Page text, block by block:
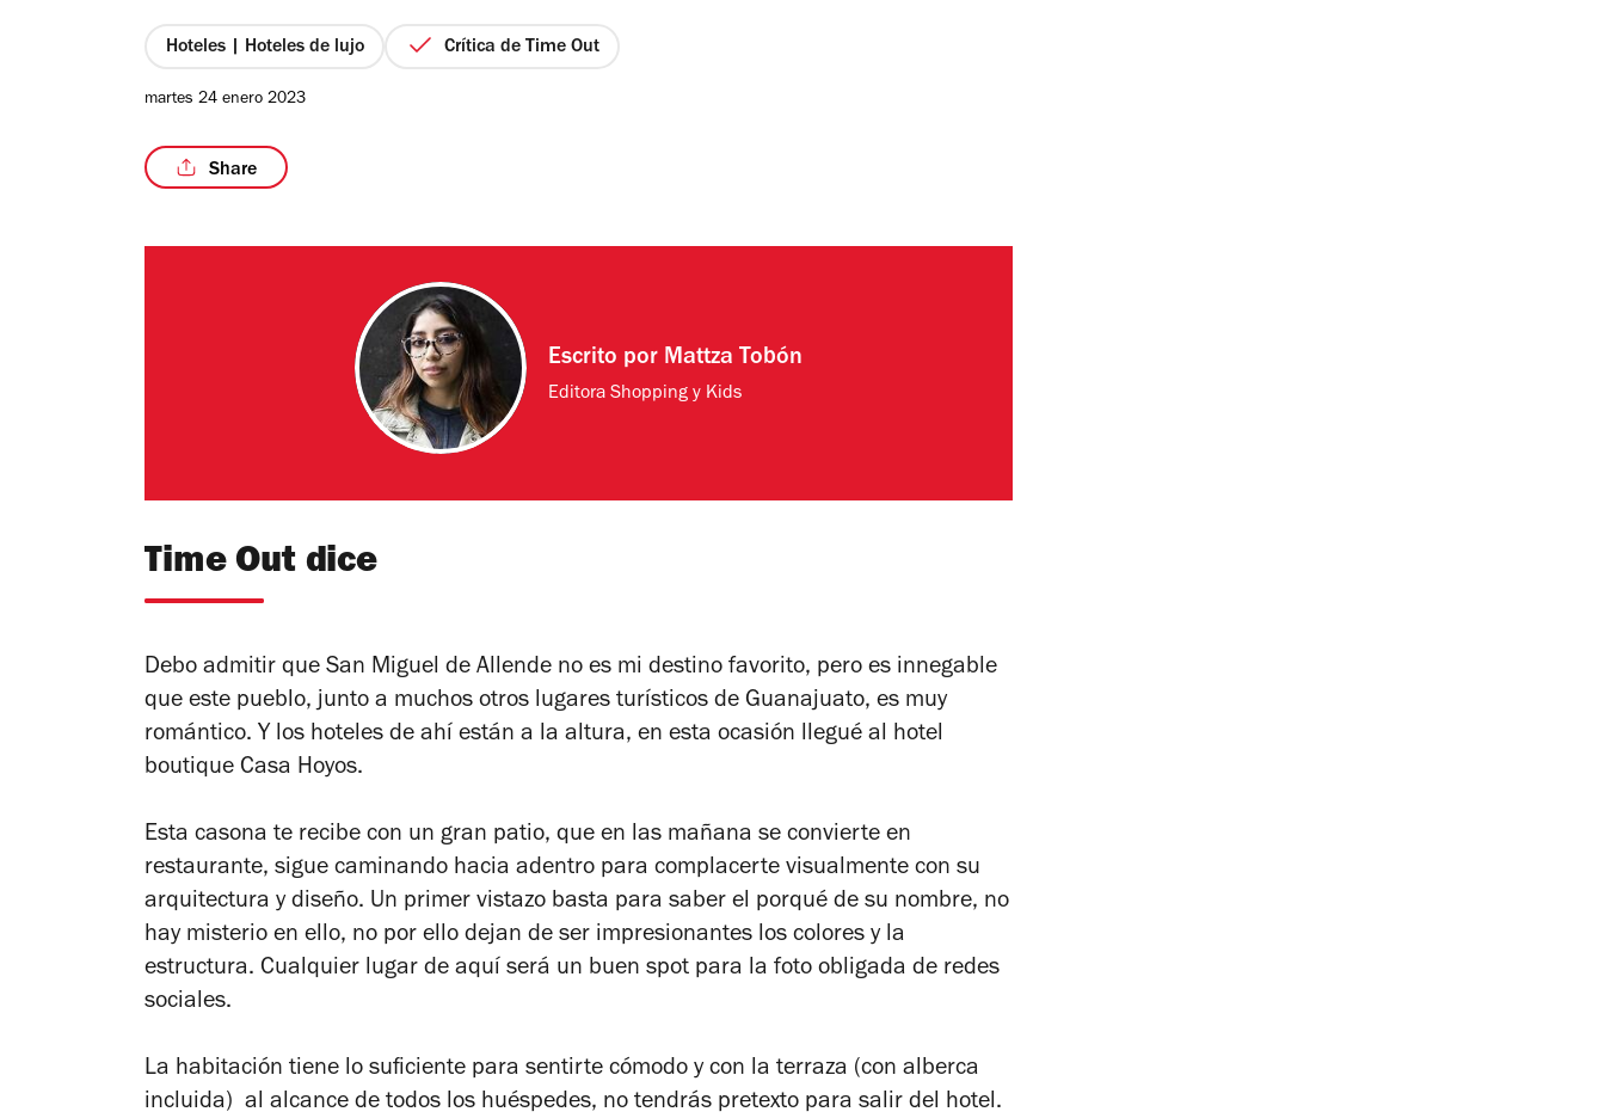
estrellas
Hoteles | Hoteles de lujo Crítica de Time Out
martes 24 enero 2023
Share
Escrito por Mattza Tobón
Editora Shopping y Kids
Time Out dice
Debo admitir que San Miguel de Allende no es mi destino favorito, pero es innegable
que este pueblo, junto a muchos otros lugares turísticos de Guanajuato, es muy
romántico. Y los hoteles de ahí están a la altura, en esta ocasión llegué al hotel
boutique Casa Hoyos.
Esta casona te recibe con un gran patio, que en las mañana se convierte en
restaurante, sigue caminando hacia adentro para complacerte visualmente con su
arquitectura y diseño. Un primer vistazo basta para saber el porqué de su nombre, no
hay misterio en ello, no por ello dejan de ser impresionantes los colores y la
estructura. Cualquier lugar de aquí será un buen spot para la foto obligada de redes
sociales.
La habitación tiene lo suficiente para sentirte cómodo y con la terraza (con alberca
incluida) al alcance de todos los huéspedes, no tendrás pretexto para salir del hotel.